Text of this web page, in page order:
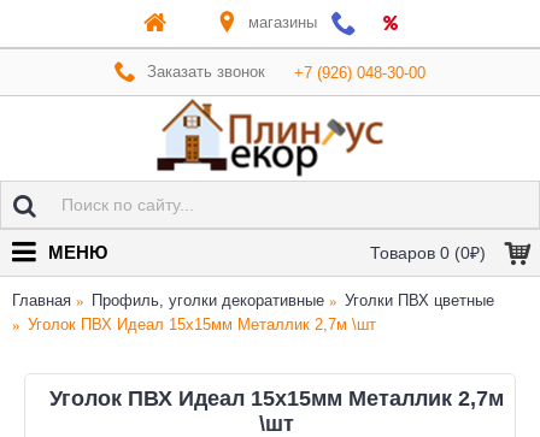
магазины
Заказать звонок +7 (926) 048-30-00
Товаров 0 (0₽)
МЕНЮ
Главная Профиль, уголки декоративные
Уголки ПВХ цветные
Уголок ПВХ Идеал 15х15мм Металлик 2,7м \шт
Уголок ПВХ Идеал 15х15мм Металлик 2,7м
\шт